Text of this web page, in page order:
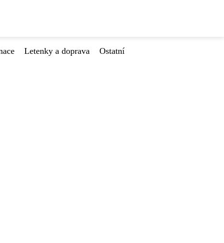
Letenky a doprava
Ostatní